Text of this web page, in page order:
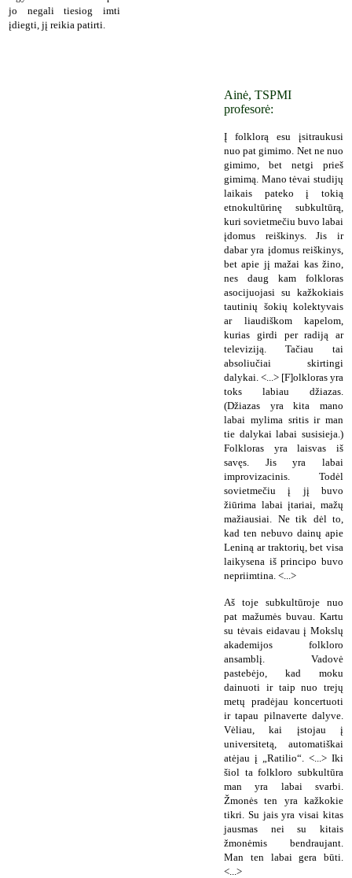
jo negali tiesiog imti
įdiegti, jį reikia patirti.
Ainė, TSPMI
profesorė:
Į folklorą esu įsitraukusi
nuo pat gimimo. Net ne nuo
gimimo, bet netgi prieš
gimimą. Mano tėvai studijų
laikais pateko į tokią
etnokultūrinę subkultūrą,
kuri sovietmečiu buvo labai
įdomus reiškinys. Jis ir
dabar yra įdomus reiškinys,
bet apie jį mažai kas žino,
nes daug kam folkloras
asocijuojasi su kažkokiais
tautinių šokių kolektyvais
ar liaudiškom kapelom,
kurias girdi per radiją ar
televiziją. Tačiau tai
absoliučiai skirtingi
dalykai. <...> [F]olkloras yra
toks labiau džiazas.
(Džiazas yra kita mano
labai mylima sritis ir man
tie dalykai labai susisieja.)
Folkloras yra laisvas iš
savęs. Jis yra labai
improvizacinis. Todėl
sovietmečiu į jį buvo
žiūrima labai įtariai, mažų
mažiausiai. Ne tik dėl to,
kad ten nebuvo dainų apie
Leniną ar traktorių, bet visa
laikysena iš principo buvo
nepriimtina. <...>
Aš toje subkultūroje nuo
pat mažumės buvau. Kartu
su tėvais eidavau į Mokslų
akademijos folkloro
ansamblį. Vadovė
pastebėjo, kad moku
dainuoti ir taip nuo trejų
metų pradėjau koncertuoti
ir tapau pilnaverte dalyve.
Vėliau, kai įstojau į
universitetą, automatiškai
atėjau į „Ratilio“. <...> Iki
šiol ta folkloro subkultūra
man yra labai svarbi.
Žmonės ten yra kažkokie
tikri. Su jais yra visai kitas
jausmas nei su kitais
žmonėmis bendraujant.
Man ten labai gera būti.
<...>